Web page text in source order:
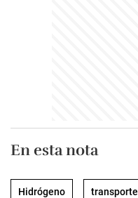
En esta nota
Hidrógeno transporte